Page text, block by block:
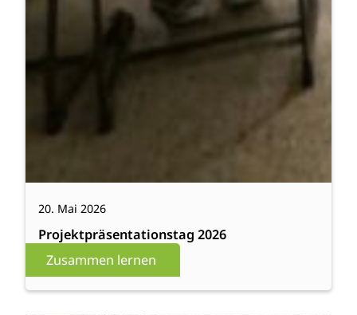
Zusammen lernen
20. Mai 2026
Projektpräsentationstag 2026